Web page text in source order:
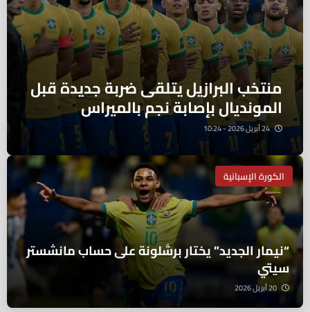
منتخب البرازيل يتلقى ضربة جديدة قبل
المونديال بإصابة نجم بالميراس
24 أبريل 2026 - 10:24
الكورة الإسبانية
“نيمار الجديد” يختار برشلونة على حساب مانشستر
سيتي